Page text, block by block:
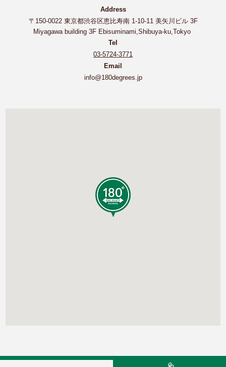
Address
〒150-0022 東京都渋谷区恵比寿南 1-10-11 美矢川ビル 3F
Miyagawa building 3F Ebisuminami,Shibuya-ku,Tokyo
Tel
03-5724-3771
Email
info@180degrees.jp